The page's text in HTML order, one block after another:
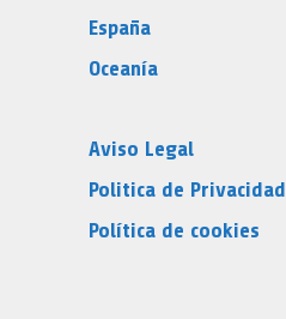
España
Oceanía
Aviso Legal
Politica de Privacidad
Política de cookies